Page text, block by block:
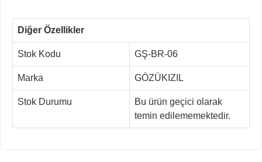
Diğer Özellikler
Stok Kodu GŞ-BR-06
Marka GÖZÜKIZIL
Stok Durumu
Bu ürün geçici olarak
temin edilememektedir.